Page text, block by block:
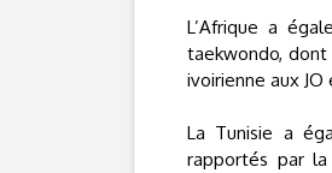
L’Afrique a
taekwondo, dont
ivoirienne aux
La Tunisie a
rapportés par